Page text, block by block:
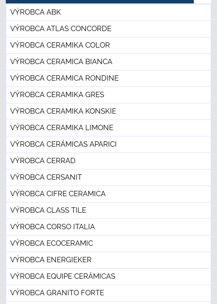
VÝROBCA ABK
VÝROBCA ATLAS CONCORDE
VÝROBCA CERAMIKA COLOR
VÝROBCA CERAMICA BIANCA
VÝROBCA CERAMICA RONDINE
VÝROBCA CERAMIKA GRES
VÝROBCA CERAMIKA KONSKIE
VÝROBCA CERAMIKA LIMONE
VÝROBCA CERÁMICAS APARICI
VÝROBCA CERRAD
VÝROBCA CERSANIT
VÝROBCA CIFRE CERAMICA
VÝROBCA CLASS TILE
VÝROBCA CORSO ITALIA
VÝROBCA ECOCERAMIC
VÝROBCA ENERGIEKER
VÝROBCA EQUIPE CERÁMICAS
VÝROBCA GRANITO FORTE